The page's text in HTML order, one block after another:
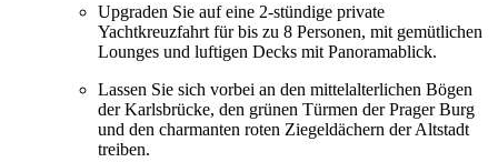
Upgraden Sie auf eine 2-stündige private
Yachtkreuzfahrt für bis zu 8 Personen, mit gemütlichen
Lounges und luftigen Decks mit Panoramablick.
Lassen Sie sich vorbei an den mittelalterlichen Bögen
der Karlsbrücke, den grünen Türmen der Prager Burg
und den charmanten roten Ziegeldächern der Altstadt
treiben.